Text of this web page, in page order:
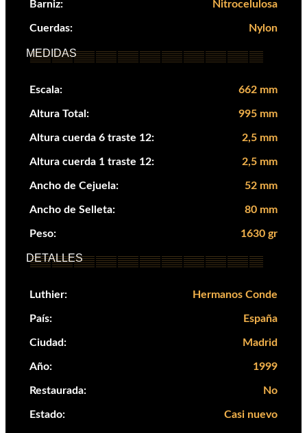
Barniz: Nitrocelulosa
Cuerdas: Nylon
MEDIDAS
Escala: 662 mm
Altura Total: 995 mm
Altura cuerda 6 traste 12: 2,5 mm
Altura cuerda 1 traste 12: 2,5 mm
Ancho de Cejuela: 52 mm
Ancho de Selleta: 80 mm
Peso: 1630 gr
DETALLES
Luthier: Hermanos Conde
País: España
Ciudad: Madrid
Año: 1999
Restaurada: No
Estado: Casi nuevo